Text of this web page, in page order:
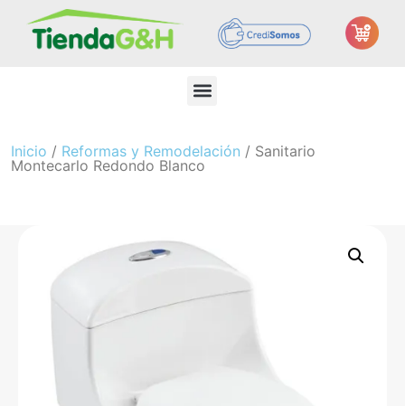
Inicio / Reformas y Remodelación / Sanitario
Montecarlo Redondo Blanco